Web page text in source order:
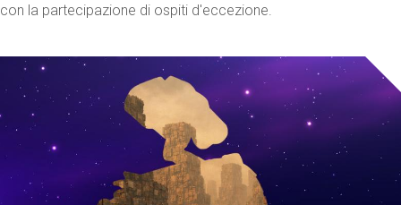
con la partecipazione di ospiti d'eccezione.